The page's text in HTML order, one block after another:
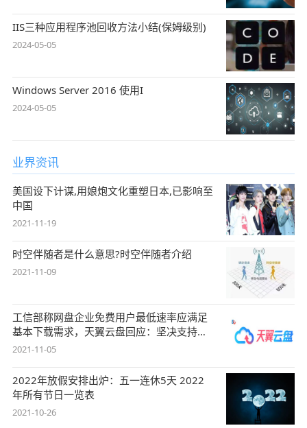
IIS三种应用程序池回收方法小结(保姆级别)
2024-05-05
Windows Server 2016 使用I
2024-05-05
业界资讯
美国设下计谋,用娘炮文化重塑日本,已影响至
中国
2021-11-19
时空伴随者是什么意思?时空伴随者介绍
2021-11-09
工信部称网盘企业免费用户最低速率应满足
基本下载需求，天翼云盘回应：坚决支持，
始终
2021-11-05
2022年放假安排出炉：五一连休5天 2022
年所有节日一览表
2021-10-26